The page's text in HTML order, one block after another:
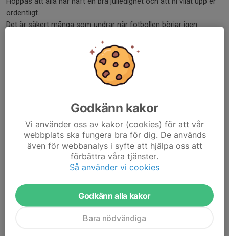
ordentligt.
Det är säkert många som undrar när fotbollen börjar igen.
0 kommentarer
Godkänn kakor
Vi använder oss av kakor (cookies) för att vår
webbplats ska fungera bra för dig. De används
även för webbanalys i syfte att hjälpa oss att
förbättra våra tjänster.
Så använder vi cookies
Godkänn alla kakor
Bara nödvändiga